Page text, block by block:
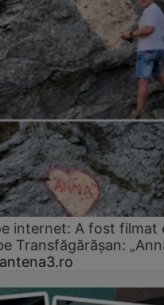
internet: A fost filmat
Transfăgărășan: